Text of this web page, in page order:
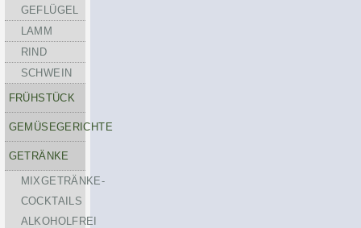
GEFLÜGEL
LAMM
RIND
SCHWEIN
FRÜHSTÜCK
GEMÜSEGERICHTE
GETRÄNKE
MIXGETRÄNKE-
COCKTAILS
ALKOHOLFREI